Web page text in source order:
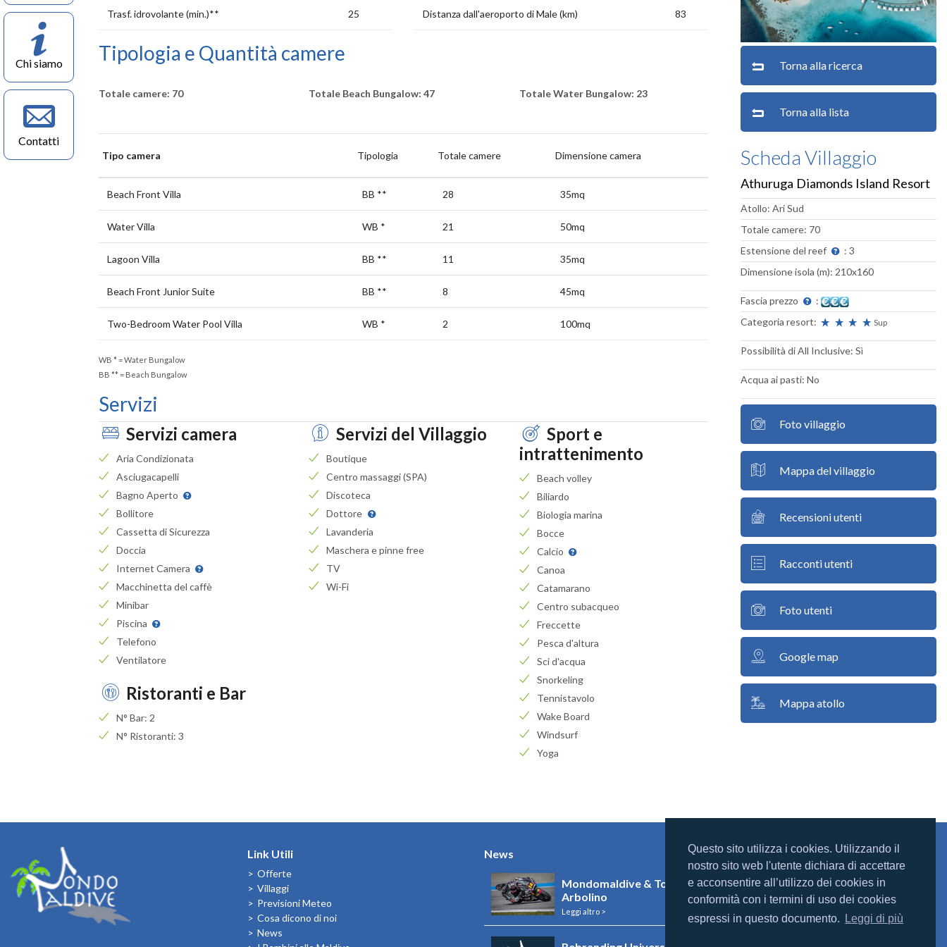
Questo sito utilizza i cookies. Utilizzando il
nostro sito web l'utente dichiara di accettare
e acconsentire all’utilizzo dei cookies in
conformità con i termini di uso dei cookies
espressi in questo documento.
Leggi di più
Chi siamo
Contatti
Trasf. idrovolante (min.)** 25 Distanza dall'aeroporto di Male (km) 83
Tipologia e Quantità camere
Totale camere: 70 Totale Beach Bungalow: 47 Totale Water Bungalow: 23
Tipo camera Tipologia Totale camere Dimensione camera
Beach Front Villa BB ** 28 35mq
Water Villa WB * 21 50mq
Lagoon Villa BB ** 11 35mq
Beach Front Junior Suite BB ** 8 45mq
Two-Bedroom Water Pool Villa WB * 2 100mq
WB * = Water Bungalow
BB ** = Beach Bungalow
Servizi
Servizi camera
Aria Condizionata
Asciugacapelli
Bagno Aperto
Bollitore
Cassetta di Sicurezza
Doccia
Internet Camera
Macchinetta del caffè
Minibar
Piscina
Telefono
Ventilatore
Ristoranti e Bar
N° Bar: 2
N° Ristoranti: 3
Servizi del Villaggio
Boutique
Centro massaggi (SPA)
Discoteca
Dottore
Lavanderia
Maschera e pinne free
TV
Wi-Fi
Sport e
intrattenimento
Beach volley
Biliardo
Biologia marina
Bocce
Calcio
Canoa
Catamarano
Centro subacqueo
Freccette
Pesca d'altura
Sci d'acqua
Snorkeling
Tennistavolo
Wake Board
Windsurf
Yoga
Torna alla ricerca
Torna alla lista
Scheda Villaggio
Athuruga Diamonds Island Resort
Atollo: Ari Sud
Totale camere: 70
Estensione del reef
: 3
Dimensione isola (m): 210x160
Fascia prezzo
:
Categoria resort:
Sup
Possibilità di All Inclusive: Sì
Acqua ai pasti: No
Foto villaggio
Mappa del villaggio
Recensioni utenti
Racconti utenti
Foto utenti
Google map
Mappa atollo
Link Utili
Offerte
Villaggi
Previsioni Meteo
Cosa dicono di noi
News
News
Mondomaldive & Tony
Arbolino
Leggi altro >
Mondomaldive
Chi siamo
Contatti